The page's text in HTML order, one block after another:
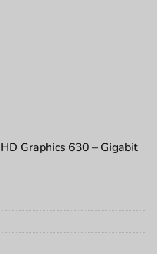
Graphics 630 – Gigabit